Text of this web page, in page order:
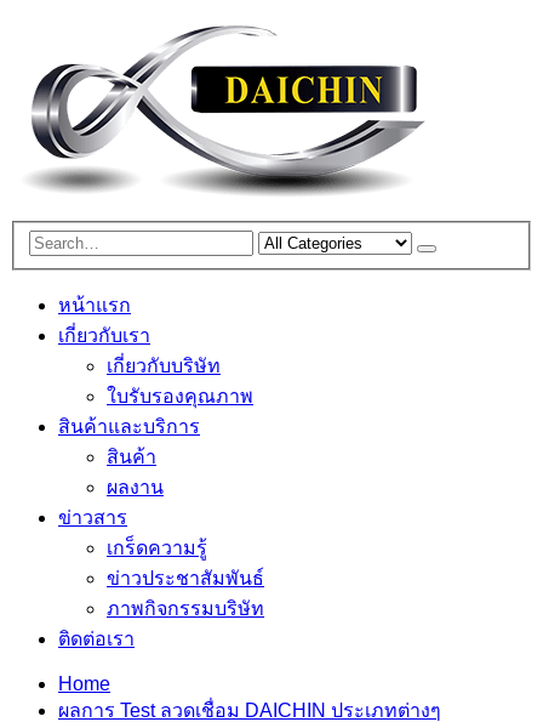
หน้าแรก
เกี่ยวกับเรา
เกี่ยวกับบริษัท
ใบรับรองคุณภาพ
สินค้าและบริการ
สินค้า
ผลงาน
ข่าวสาร
เกร็ดความรู้
ข่าวประชาสัมพันธ์
ภาพกิจกรรมบริษัท
ติดต่อเรา
Home
ผลการ Test ลวดเชื่อม DAICHIN ประเภทต่างๆ